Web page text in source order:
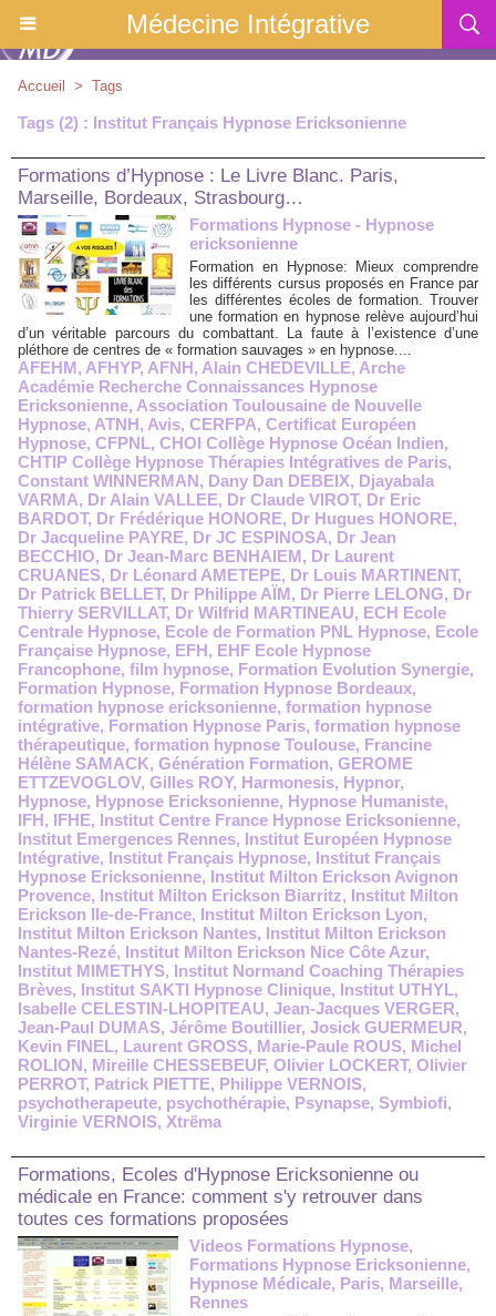
Médecine Intégrative
Accueil > Tags
Tags (2) : Institut Français Hypnose Ericksonienne
Formations d’Hypnose : Le Livre Blanc. Paris,
Marseille, Bordeaux, Strasbourg…
Formations Hypnose - Hypnose
ericksonienne
Formation en Hypnose: Mieux comprendre
les différents cursus proposés en France par
les différentes écoles de formation. Trouver
une formation en hypnose relève aujourd’hui
d’un véritable parcours du combattant. La faute à l’existence d’une
pléthore de centres de « formation sauvages » en hypnose....
AFEHM, AFHYP, AFNH, Alain CHEDEVILLE, Arche
Académie Recherche Connaissances Hypnose
Ericksonienne, Association Toulousaine de Nouvelle
Hypnose, ATNH, Avis, CERFPA, Certificat Européen
Hypnose, CFPNL, CHOI Collège Hypnose Océan Indien,
CHTIP Collège Hypnose Thérapies Intégratives de Paris,
Constant WINNERMAN, Dany Dan DEBEIX, Djayabala
VARMA, Dr Alain VALLEE, Dr Claude VIROT, Dr Eric
BARDOT, Dr Frédérique HONORE, Dr Hugues HONORE,
Dr Jacqueline PAYRE, Dr JC ESPINOSA, Dr Jean
BECCHIO, Dr Jean-Marc BENHAIEM, Dr Laurent
CRUANES, Dr Léonard AMETEPE, Dr Louis MARTINENT,
Dr Patrick BELLET, Dr Philippe AÏM, Dr Pierre LELONG, Dr
Thierry SERVILLAT, Dr Wilfrid MARTINEAU, ECH Ecole
Centrale Hypnose, Ecole de Formation PNL Hypnose, Ecole
Française Hypnose, EFH, EHF Ecole Hypnose
Francophone, film hypnose, Formation Evolution Synergie,
Formation Hypnose, Formation Hypnose Bordeaux,
formation hypnose ericksonienne, formation hypnose
intégrative, Formation Hypnose Paris, formation hypnose
thérapeutique, formation hypnose Toulouse, Francine
Hélène SAMACK, Génération Formation, GEROME
ETTZEVOGLOV, Gilles ROY, Harmonesis, Hypnor,
Hypnose, Hypnose Ericksonienne, Hypnose Humaniste,
IFH, IFHE, Institut Centre France Hypnose Ericksonienne,
Institut Emergences Rennes, Institut Européen Hypnose
Intégrative, Institut Français Hypnose, Institut Français
Hypnose Ericksonienne, Institut Milton Erickson Avignon
Provence, Institut Milton Erickson Biarritz, Institut Milton
Erickson Ile-de-France, Institut Milton Erickson Lyon,
Institut Milton Erickson Nantes, Institut Milton Erickson
Nantes-Rezé, Institut Milton Erickson Nice Côte Azur,
Institut MIMETHYS, Institut Normand Coaching Thérapies
Brèves, Institut SAKTI Hypnose Clinique, Institut UTHYL,
Isabelle CELESTIN-LHOPITEAU, Jean-Jacques VERGER,
Jean-Paul DUMAS, Jérôme Boutillier, Josick GUERMEUR,
Kevin FINEL, Laurent GROSS, Marie-Paule ROUS, Michel
ROLION, Mireille CHESSEBEUF, Olivier LOCKERT, Olivier
PERROT, Patrick PIETTE, Philippe VERNOIS,
psychotherapeute, psychothérapie, Psynapse, Symbiofi,
Virginie VERNOIS, Xtrëma
Formations, Ecoles d'Hypnose Ericksonienne ou
médicale en France: comment s'y retrouver dans
toutes ces formations proposées
Videos Formations Hypnose,
Formations Hypnose Ericksonienne,
Hypnose Médicale, Paris, Marseille,
Rennes